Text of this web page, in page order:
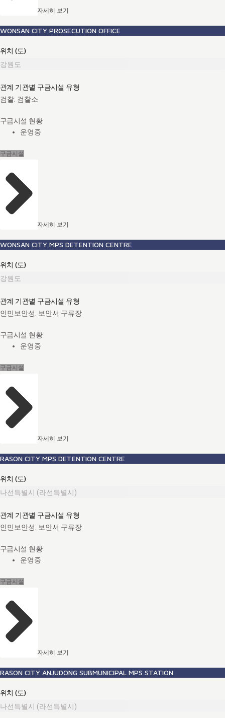
자세히 보기
WONSAN CITY PROSECUTION OFFICE
위치 (도)
강원도
관계 기관별 구금시설 유형
검찰: 검찰소
구금시설 현황
운영중
구금시설
자세히 보기
WONSAN CITY MPS DETENTION CENTRE
위치 (도)
강원도
관계 기관별 구금시설 유형
인민보안성: 보안서 구류장
구금시설 현황
운영중
구금시설
자세히 보기
RASON CITY MPS DETENTION CENTRE
위치 (도)
나선특별시 (라선특별시)
관계 기관별 구금시설 유형
인민보안성: 보안서 구류장
구금시설 현황
운영중
구금시설
자세히 보기
RASON CITY ANJUDONG SUBMUNICIPAL MPS STATION
위치 (도)
나선특별시 (라선특별시)